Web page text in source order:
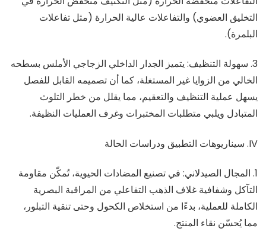
التخليق العضوي) والتفاعلات عالية الحرارة (مثل تفاعلات
البلمرة).
3. سهولة التنظيف: يتميز الجدار الداخلي الزجاجي الأملس بسطحه
الخالي من الزوايا غير المستغلة، كما أن تصميمه القابل للفصل
يسهل عملية التنظيف والتعقيم، مما يقلل من خطر التلوث
المتبادل ويلبي متطلبات المختبرات وغرف العمليات النظيفة.
IV. سيناريوهات التطبيق ودراسات الحالة
1. المجال الصيدلاني: في تصنيع المضادات الحيوية، تُمكّن مقاومة
التآكل وشفافية غلاف الذهب التفاعلي من المراقبة البصرية
الكاملة للعملية، بدءًا من استخلاص الكحول وحتى تنقية التبلور،
مما يُحسّن نقاء المنتج.